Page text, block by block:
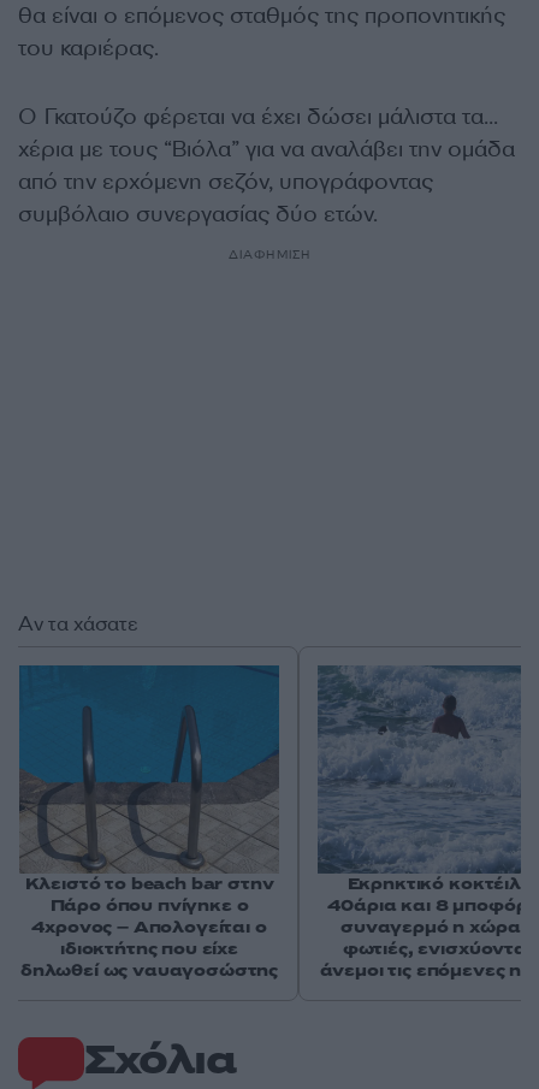
θα είναι ο επόμενος σταθμός της προπονητικής
του καριέρας.
Ο Γκατούζο φέρεται να έχει δώσει μάλιστα τα…
χέρια με τους “Βιόλα” για να αναλάβει την ομάδα
από την ερχόμενη σεζόν, υπογράφοντας
συμβόλαιο συνεργασίας δύο ετών.
ΔΙΑΦΗΜΙΣΗ
Σχόλια
Αν τα χάσατε
Κλειστό το beach bar στην
Πάρο όπου πνίγηκε ο
4χρονος – Απολογείται ο
ιδιοκτήτης που είχε
δηλωθεί ως ναυαγοσώστης
Εκρηκτικό κοκτέιλ
40άρια και 8 μποφόρ
συναγερμό η χώρα
φωτιές, ενισχύονται
άνεμοι τις επόμενες